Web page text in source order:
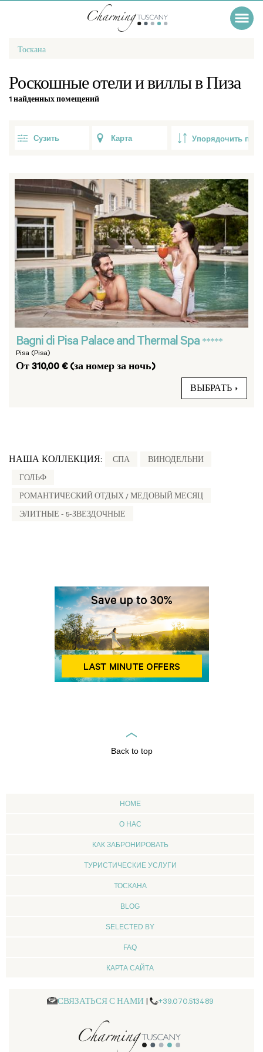
Тоскана
Роскошные отели и виллы в Пиза
1 найденных помещений
Сузить Карта
Bagni di Pisa Palace and Thermal Spa *****
Pisa (Pisa)
От 310,00 € (за номер за ночь)
ВЫБРАТЬ
НАША КОЛЛЕКЦИЯ: СПА ВИНОДЕЛЬНИ
ГОЛЬФ
РОМАНТИЧЕСКИЙ ОТДЫХ / МЕДОВЫЙ МЕСЯЦ
ЭЛИТНЫЕ - 5-ЗВЕЗДОЧНЫЕ
Back to top
HOME
О НАС
КАК ЗАБРОНИРОВАТЬ
ТУРИСТИЧЕСКИЕ УСЛУГИ
ТОСКАНА
BLOG
SELECTED BY
FAQ
КАРТА САЙТА
СВЯЗАТЬСЯ С НАМИ | +39.070.513489